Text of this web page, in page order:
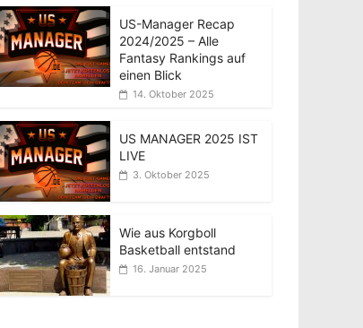
US-Manager Recap
2024/2025 – Alle
Fantasy Rankings auf
einen Blick
14. Oktober 2025
US MANAGER 2025 IST
LIVE
3. Oktober 2025
Wie aus Korgboll
Basketball entstand
16. Januar 2025